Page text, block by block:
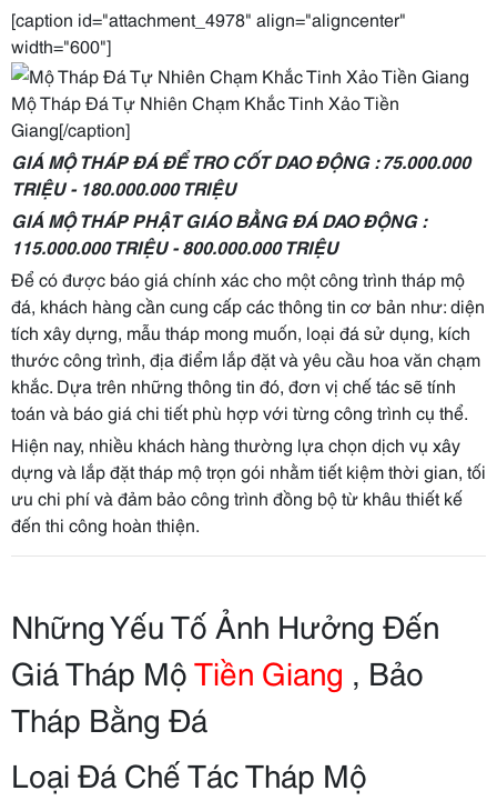
[caption id="attachment_4978" align="aligncenter"
width="600"]
Mộ Tháp Đá Tự Nhiên Chạm Khắc Tinh Xảo Tiền
Giang[/caption]
GIÁ MỘ THÁP ĐÁ ĐỂ TRO CỐT DAO ĐỘNG : 75.000.000
TRIỆU - 180.000.000 TRIỆU
GIÁ MỘ THÁP PHẬT GIÁO BẰNG ĐÁ DAO ĐỘNG :
115.000.000 TRIỆU - 800.000.000 TRIỆU
Để có được báo giá chính xác cho một công trình tháp mộ
đá, khách hàng cần cung cấp các thông tin cơ bản như: diện
tích xây dựng, mẫu tháp mong muốn, loại đá sử dụng, kích
thước công trình, địa điểm lắp đặt và yêu cầu hoa văn chạm
khắc. Dựa trên những thông tin đó, đơn vị chế tác sẽ tính
toán và báo giá chi tiết phù hợp với từng công trình cụ thể.
Hiện nay, nhiều khách hàng thường lựa chọn dịch vụ xây
dựng và lắp đặt tháp mộ trọn gói nhằm tiết kiệm thời gian, tối
ưu chi phí và đảm bảo công trình đồng bộ từ khâu thiết kế
đến thi công hoàn thiện.
Những Yếu Tố Ảnh Hưởng Đến
Giá Tháp MộTiền Giang , Bảo
Tháp Bằng Đá
Loại Đá Chế Tác Tháp Mộ